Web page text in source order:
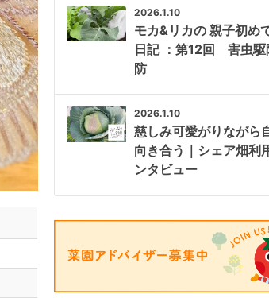
2026.1.10
モカ&リカの 親子初め
日記 ：第12回 害虫駆
防
2026.1.10
慈しみ可愛がりながら
向き合う｜シェア畑利
ンタビュー